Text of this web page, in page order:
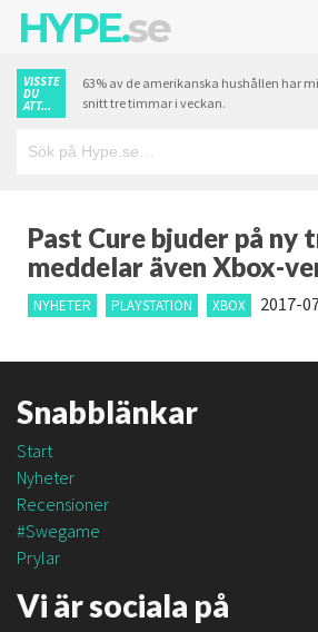
HYPE.se
VISSTE
DU
ATT...
63% av de amerikanska hushållen har
snitt tre timmar i veckan.
Past Cure bjuder på ny
meddelar även Xbox-
NYHETER PLAYSTATION XBOX 2017-
Snabblänkar
Start
Nyheter
Recensioner
#Swegame
Prylar
Vi är sociala på